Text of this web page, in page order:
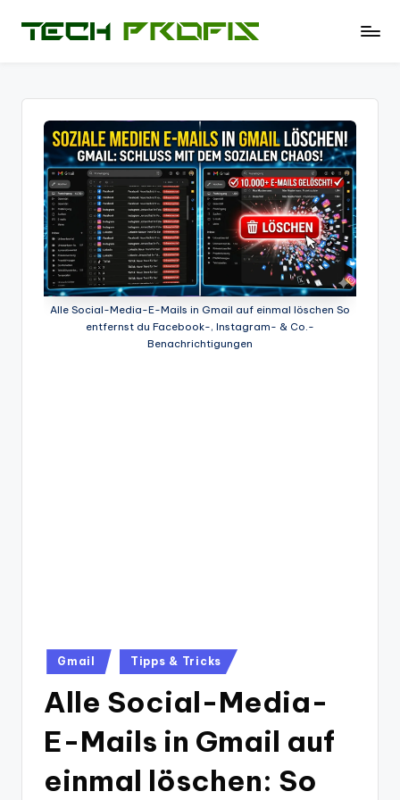
of
PCs
Hardware
Software
Tipps
Test
Alle Social-Media-E-Mails in Gmail auf einmal löschen So
entfernst du Facebook-, Instagram- & Co.-
Benachrichtigungen
Posted
in
Gmail Tipps & Tricks
Alle Social-Media-
E-Mails in Gmail auf
einmal löschen: So